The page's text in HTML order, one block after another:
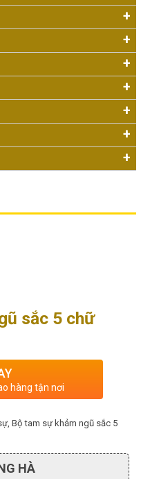
sắc 5 chữ
hàng tận nơi
, Bộ tam sự khảm ngũ sắc 5
HÀ